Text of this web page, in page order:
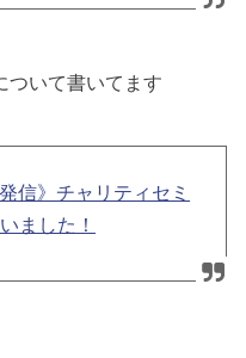
ついて書いてます
信》チャリティセミ
ました！